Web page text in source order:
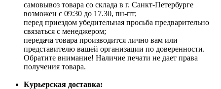
самовывоз товара со склада в г. Санкт-Петербурге
возможен с 09:30 до 17.30, пн-пт;
перед приездом убедительная просьба предварительно
связаться с менеджером;
передача товара производится лично вам или
представителю вашей организации по доверенности.
Обратите внимание! Наличие печати не дает права
получения товара.
Курьерская доставка: